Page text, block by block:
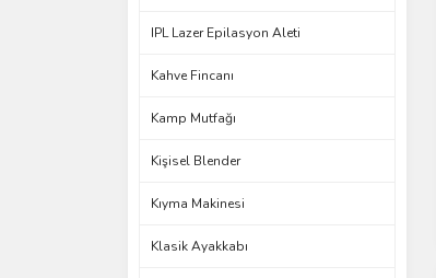
IPL Lazer Epilasyon Aleti
Kahve Fincanı
Kamp Mutfağı
Kişisel Blender
Kıyma Makinesi
Klasik Ayakkabı